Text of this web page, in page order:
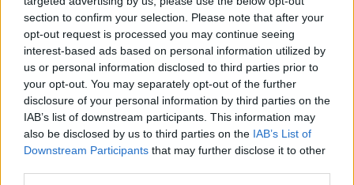
section to confirm your selection. Please note that after your
opt-out request is processed you may continue seeing
interest-based ads based on personal information utilized by
us or personal information disclosed to third parties prior to
your opt-out. You may separately opt-out of the further
disclosure of your personal information by third parties on the
IAB’s list of downstream participants. This information may
also be disclosed by us to third parties on the IAB’s List of
Downstream Participants that may further disclose it to other
Marek Školoud. Foto: Zprávy Příbram
Školoud je přesvědčen, že rekonstrukci by bylo možné
financovat kombinací prostředků z městského rozpočtu a úvěru,
který by se následně splácel z nájemného.
O prodeji budovy rozhodli příbramští zastupitelé letos na jaře.
Vedení města tehdy argumentovalo především špatným
technickým stavem objektu a vysokými náklady na jeho opravu.